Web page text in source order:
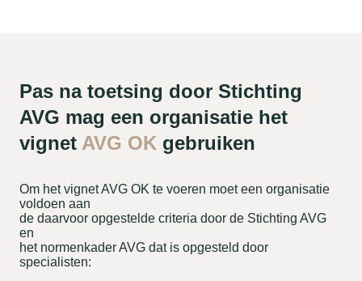
Pas na toetsing door Stichting
AVG mag een organisatie het
vignet AVG OK gebruiken
Om het vignet AVG OK te voeren moet een organisatie
voldoen aan
de daarvoor opgestelde criteria door de Stichting AVG
en
het normenkader AVG dat is opgesteld door
specialisten: